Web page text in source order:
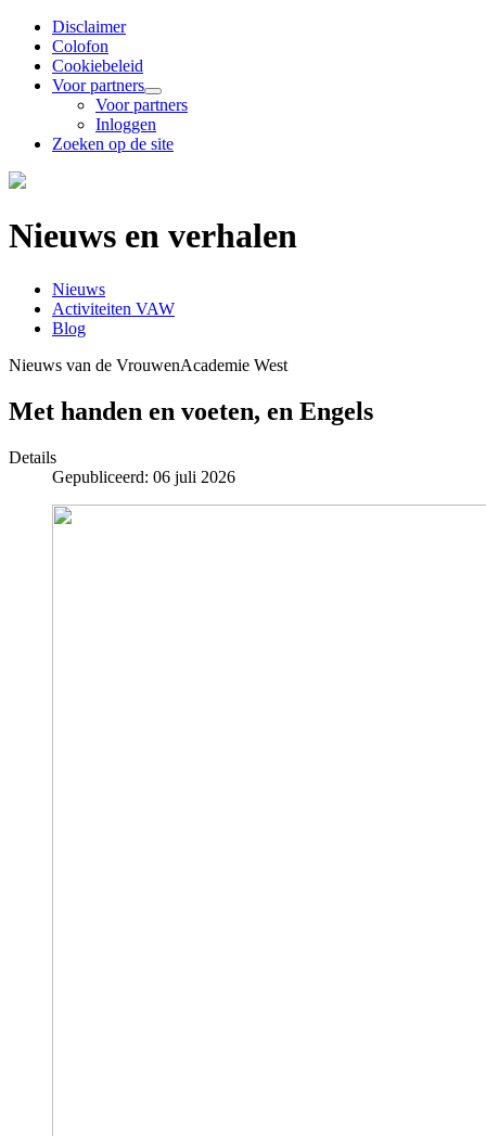
Disclaimer
Colofon
Cookiebeleid
Voor partners
Voor partners
Inloggen
Zoeken op de site
Nieuws en verhalen
Nieuws
Activiteiten VAW
Blog
Nieuws van de VrouwenAcademie West
Met handen en voeten, en Engels
Details
Gepubliceerd: 06 juli 2026